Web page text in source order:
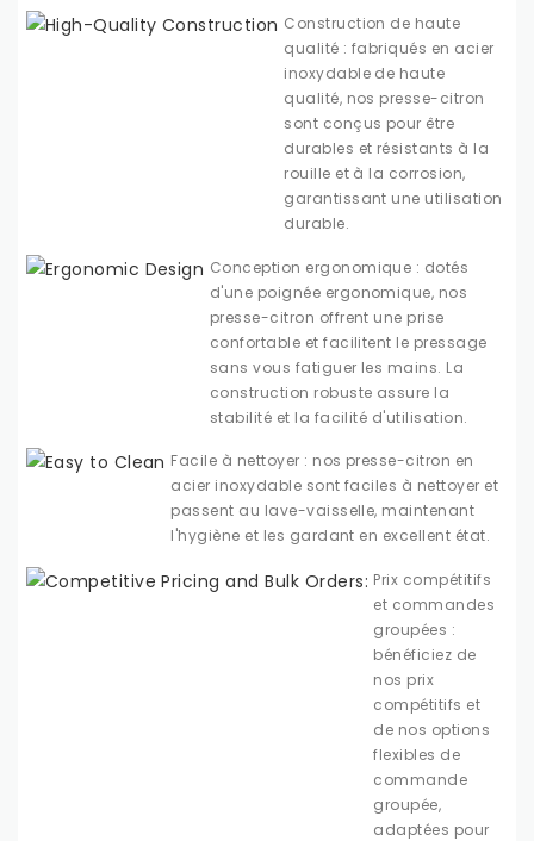
Construction de haute
qualité : fabriqués en acier
inoxydable de haute
qualité, nos presse-citron
sont conçus pour être
durables et résistants à la
rouille et à la corrosion,
garantissant une utilisation
durable.
Conception ergonomique : dotés
d'une poignée ergonomique, nos
presse-citron offrent une prise
confortable et facilitent le pressage
sans vous fatiguer les mains. La
construction robuste assure la
stabilité et la facilité d'utilisation.
Facile à nettoyer : nos presse-citron en
acier inoxydable sont faciles à nettoyer et
passent au lave-vaisselle, maintenant
l'hygiène et les gardant en excellent état.
Prix ​​compétitifs
et commandes
groupées :
bénéficiez de
nos prix
compétitifs et
de nos options
flexibles de
commande
groupée,
adaptées pour